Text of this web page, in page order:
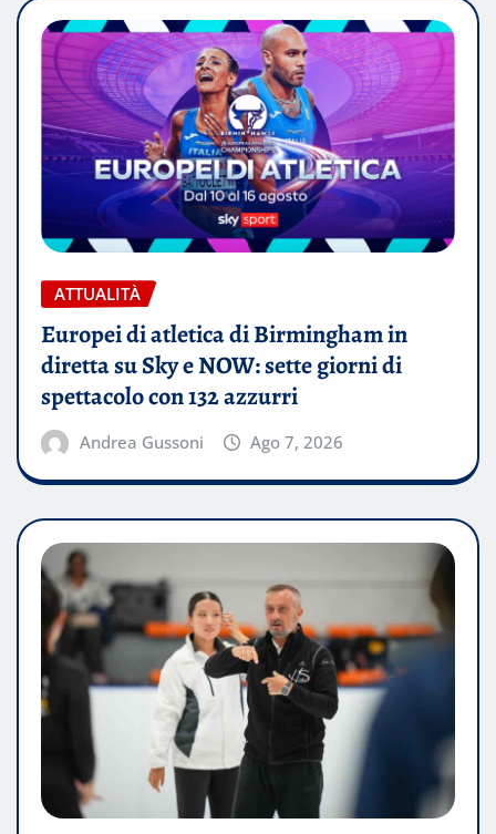
ATTUALITÀ
Europei di atletica di Birmingham in
diretta su Sky e NOW: sette giorni di
spettacolo con 132 azzurri
Andrea Gussoni Ago 7, 2026